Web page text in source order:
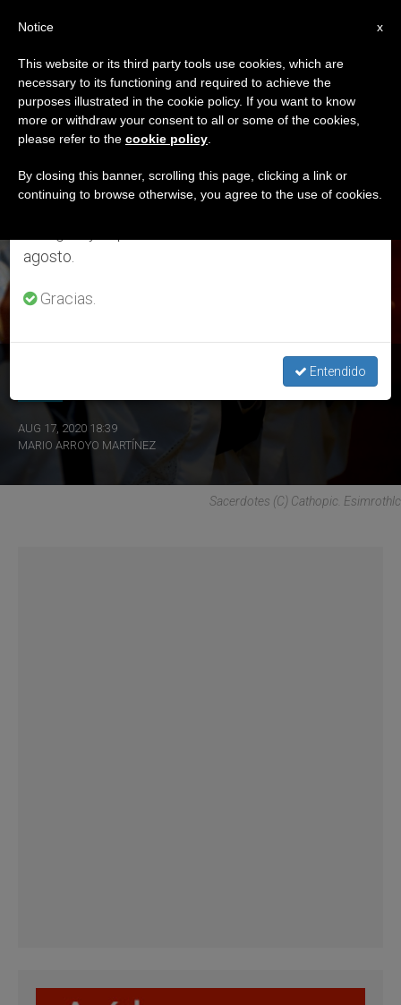
ETIQUETA
Posts Tagged
‘vocación Personal’
ÚLTIMAS NOTICIAS
Teología para Millennials: “¿Tiene futuro el celibato?”
AUG 17, 2020 18:39
MARIO ARROYO MARTÍNEZ
Sacerdotes (C) Cathopic. Esimrothlc
×
Aviso importante
Del 27 de julio al 7 de agosto haremos la pausa
anual, aprovechando que en el periodo de verano
se generan menos informaciones y también el
agosto.
Gracias.
Entendido
x
Notice
This website or its third party tools use cookies, which are
necessary to its functioning and required to achieve the
purposes illustrated in the cookie policy. If you want to know
more or withdraw your consent to all or some of the cookies,
please refer to the cookie policy
By closing this banner, scrolling this page, clicking a link or
continuing to browse otherwise, you agree to the use of cookies.